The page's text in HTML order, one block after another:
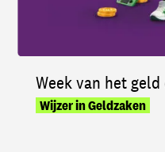
Week van het geld
Wijzer in Geldzaken